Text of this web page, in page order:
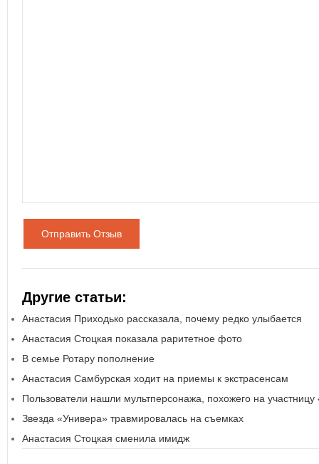
Отправить Отзыв
Другие статьи:
Анастасия Приходько рассказала, почему редко улыбается
Анастасия Стоцкая показала раритетное фото
В семье Ротару пополнение
Анастасия Самбурская ходит на приемы к экстрасенсам
Пользователи нашли мультперсонажа, похожего на участницу
Звезда «Универа» травмировалась на съемках
Анастасия Стоцкая сменила имидж